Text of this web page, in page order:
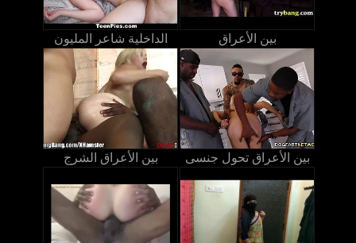
الداخلية شاعر المليون بين الأعراق
بين الأعراق الشرج بين الأعراق تحول جنسى